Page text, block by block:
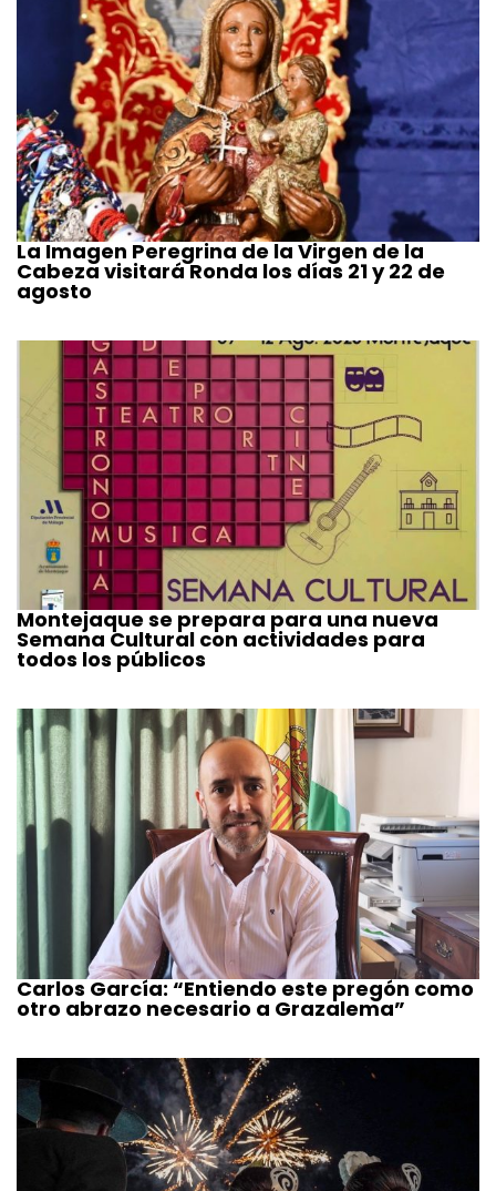
La Imagen Peregrina de la Virgen de la
Cabeza visitará Ronda los días 21 y 22 de
agosto
Montejaque se prepara para una nueva
Semana Cultural con actividades para
todos los públicos
Carlos García: “Entiendo este pregón como
otro abrazo necesario a Grazalema”